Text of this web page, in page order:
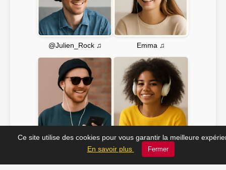
@Julien_Rock ♫ Emma ♫
JC_13 ♫ Soline ♫
Ce site utilise des cookies pour vous garantir la meilleure
En savoir plus
Fermer